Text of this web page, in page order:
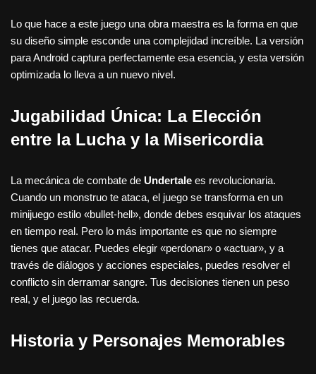
Lo que hace a este juego una obra maestra es la forma en que
su diseño simple esconde una complejidad increíble. La versión
para Android captura perfectamente esa esencia, y esta versión
optimizada lo lleva a un nuevo nivel.
Jugabilidad Única: La Elección
entre la Lucha y la Misericordia
La mecánica de combate de Undertale es revolucionaria.
Cuando un monstruo te ataca, el juego se transforma en un
minijuego estilo «bullet-hell», donde debes esquivar los ataques
en tiempo real. Pero lo más importante es que no siempre
tienes que atacar. Puedes elegir «perdonar» o «actuar», y a
través de diálogos y acciones especiales, puedes resolver el
conflicto sin derramar sangre. Tus decisiones tienen un peso
real, y el juego las recuerda.
Historia y Personajes Memorables